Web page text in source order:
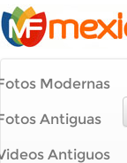
Modernas
Antiguas
Antiguos